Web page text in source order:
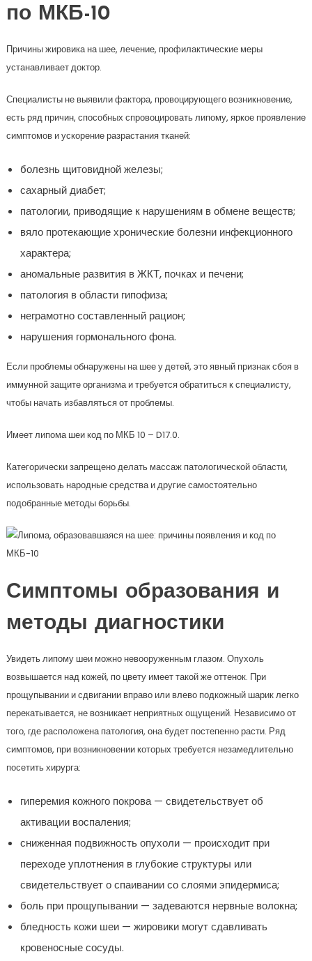
по МКБ-10
Причины жировика на шее, лечение, профилактические меры
устанавливает доктор.
Специалисты не выявили фактора, провоцирующего возникновение,
есть ряд причин, способных спровоцировать липому, яркое проявление
симптомов и ускорение разрастания тканей:
болезнь щитовидной железы;
сахарный диабет;
патологии, приводящие к нарушениям в обмене веществ;
вяло протекающие хронические болезни инфекционного
характера;
аномальные развития в ЖКТ, почках и печени;
патология в области гипофиза;
неграмотно составленный рацион;
нарушения гормонального фона.
Если проблемы обнаружены на шее у детей, это явный признак сбоя в
иммунной защите организма и требуется обратиться к специалисту,
чтобы начать избавляться от проблемы.
Имеет липома шеи код по МКБ 10 – D17.0.
Категорически запрещено делать массаж патологической области,
использовать народные средства и другие самостоятельно
подобранные методы борьбы.
Симптомы образования и
методы диагностики
Увидеть липому шеи можно невооруженным глазом. Опухоль
возвышается над кожей, по цвету имеет такой же оттенок. При
прощупывании и сдвигании вправо или влево подкожный шарик легко
перекатывается, не возникает неприятных ощущений. Независимо от
того, где расположена патология, она будет постепенно расти. Ряд
симптомов, при возникновении которых требуется незамедлительно
посетить хирурга:
гиперемия кожного покрова — свидетельствует об
активации воспаления;
сниженная подвижность опухоли — происходит при
переходе уплотнения в глубокие структуры или
свидетельствует о спаивании со слоями эпидермиса;
боль при прощупывании — задеваются нервные волокна;
бледность кожи шеи — жировики могут сдавливать
кровеносные сосуды.